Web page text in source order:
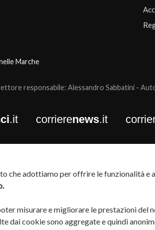
Marche
responsabile: Alessandro Sabbatini -
.it corrierenews.it
che adottiamo per offrire le
misurare e migliorare le prestazioni del
dai cookie sono aggregate e quindi